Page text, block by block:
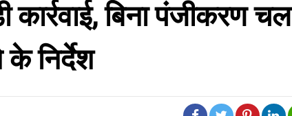
कार्रवाई, बिना पंजीकरण चल
निर्देश